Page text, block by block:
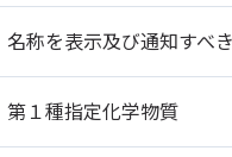
名称を表示及び通知すべ
第１種指定化学物質